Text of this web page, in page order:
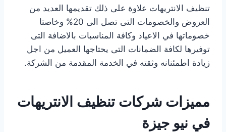
تنظيف الانتريهات علاوة على ذلك تقديمها العديد من
العروض والخصومات التى تصل الى 20% وخاصتا
خصوماتها في الاعياد وكافة المناسبات بالاضافة التى
توفيرها لكافة الضمانات التى يحتاجها العميل من اجل
زيادة اطمئنانه وثقته في الخدمة المقدمة من الشركة.
مميزات شركات تنظيف الانتريهات
في نيو جيزة